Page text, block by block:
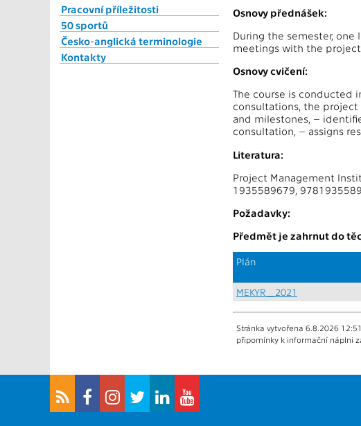
Pracovní příležitosti
50 sportů
Česko-anglická terminologie
Kontakty
Osnovy přednášek:
During the semester,
meetings with the
Osnovy cvičení:
The course is conducted
consultations, the
and milestones, –
consultation, – assigns
Literatura:
Project Management
1935589679,
Požadavky:
Předmět je zahrnut do
Plán
MEKYR_2021
Stránka vytvořena 6.8.2026
připomínky k informační náplni